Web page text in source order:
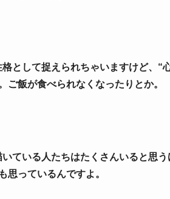
として捉えられちゃいますけど、“
ご飯が食べられなくなったりとか。
ている人たちはたくさんいると思
思っているんですよ。